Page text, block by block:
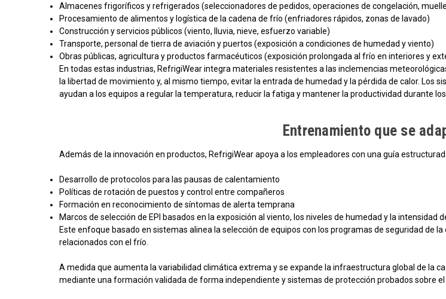
Almacenes frigoríficos y refrigerados (seleccionadores de pedidos, operaciones de congelación,
Procesamiento de alimentos y logística de la cadena de frío (enfriadores rápidos, zonas de lavado)
Construcción y servicios públicos (viento, lluvia, nieve, esfuerzo variable)
Transporte, personal de tierra de aviación y puertos (exposición a condiciones de humedad y viento)
Obras públicas, agricultura y productos farmacéuticos (exposición prolongada al frío en interiores y
En todas estas industrias, RefrigiWear integra materiales resistentes a las inclemencias
la libertad de movimiento y, al mismo tiempo, evitar la entrada de humedad y la pérdida de calor. Los
ayudan a los equipos a regular la temperatura, reducir la fatiga y mantener la productividad durante
Entrenamiento que se
Además de la innovación en productos, RefrigiWear apoya a los empleadores con una guía
Desarrollo de protocolos para las pausas de calentamiento
Políticas de rotación de puestos y control entre compañeros
Formación en reconocimiento de síntomas de alerta temprana
Marcos de selección de EPI basados en la exposición al viento, los niveles de humedad y la intensidad
Este enfoque basado en sistemas alinea la selección de equipos con los programas de seguridad de
relacionados con el frío.
A medida que aumenta la variabilidad climática extrema y se expande la infraestructura global de la
mediante una formación validada de forma independiente y sistemas de protección probados sobre el